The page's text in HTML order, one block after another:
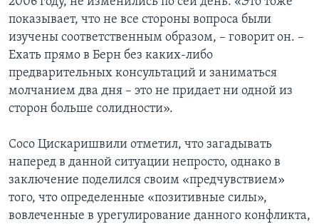
показывает, что не все стороны вопроса были
изучены соответственным образом, – говорит он. –
Ехать прямо в Берн без каких-либо
предварительных консультаций и заниматься
молчанием два дня – это не придает ни одной из
сторон больше солидности».
Сосо Цискаришвили отметил, что загадывать
наперед в данной ситуации непросто, однако в
заключение поделился своим «предчувствием»
того, что определенные «позитивные силы»,
вовлеченные в урегулирование данного конфликта,